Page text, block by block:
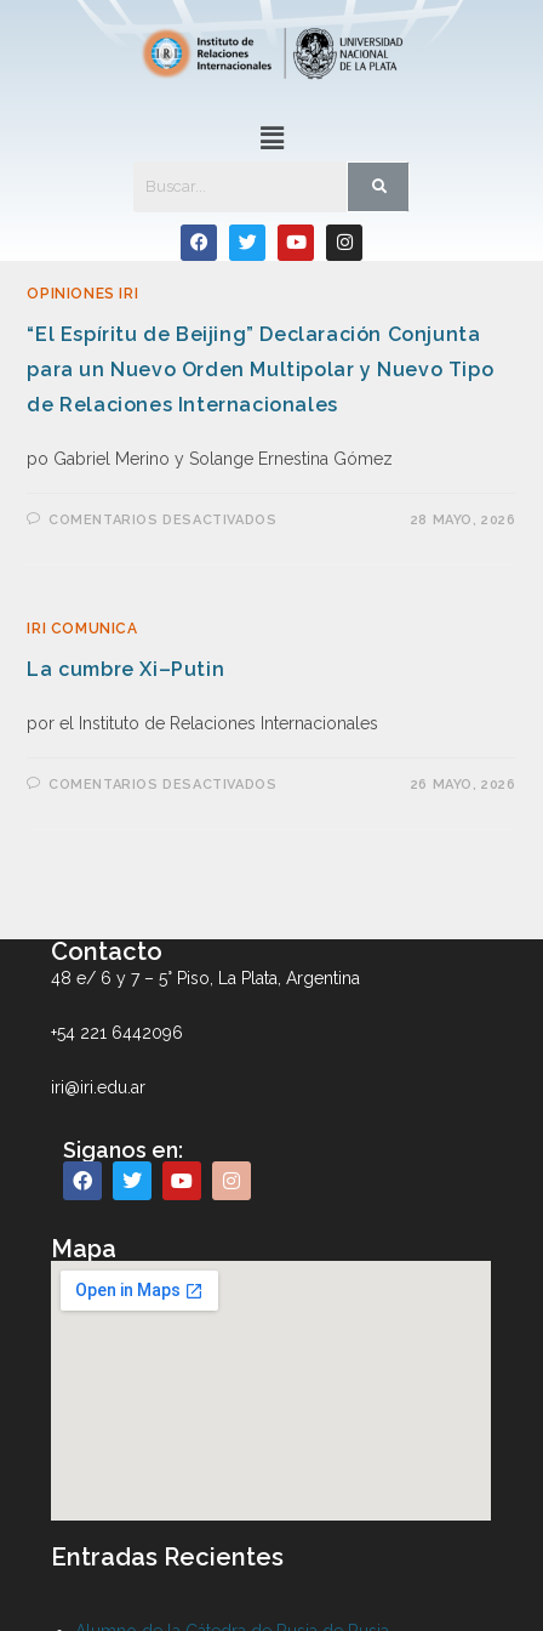
OPINIONES IRI
“El Espíritu de Beijing” Declaración Conjunta
para un Nuevo Orden Multipolar y Nuevo Tipo
de Relaciones Internacionales
po Gabriel Merino y Solange Ernestina Gómez
COMENTARIOS DESACTIVADOS 28 MAYO, 2026
IRI COMUNICA
La cumbre Xi–Putin
por el Instituto de Relaciones Internacionales
COMENTARIOS DESACTIVADOS 26 MAYO, 2026
Contacto
48 e/ 6 y 7 – 5° Piso, La Plata, Argentina
+54 221 6442096
iri@iri.edu.ar
Siganos en:
Mapa
Entradas Recientes